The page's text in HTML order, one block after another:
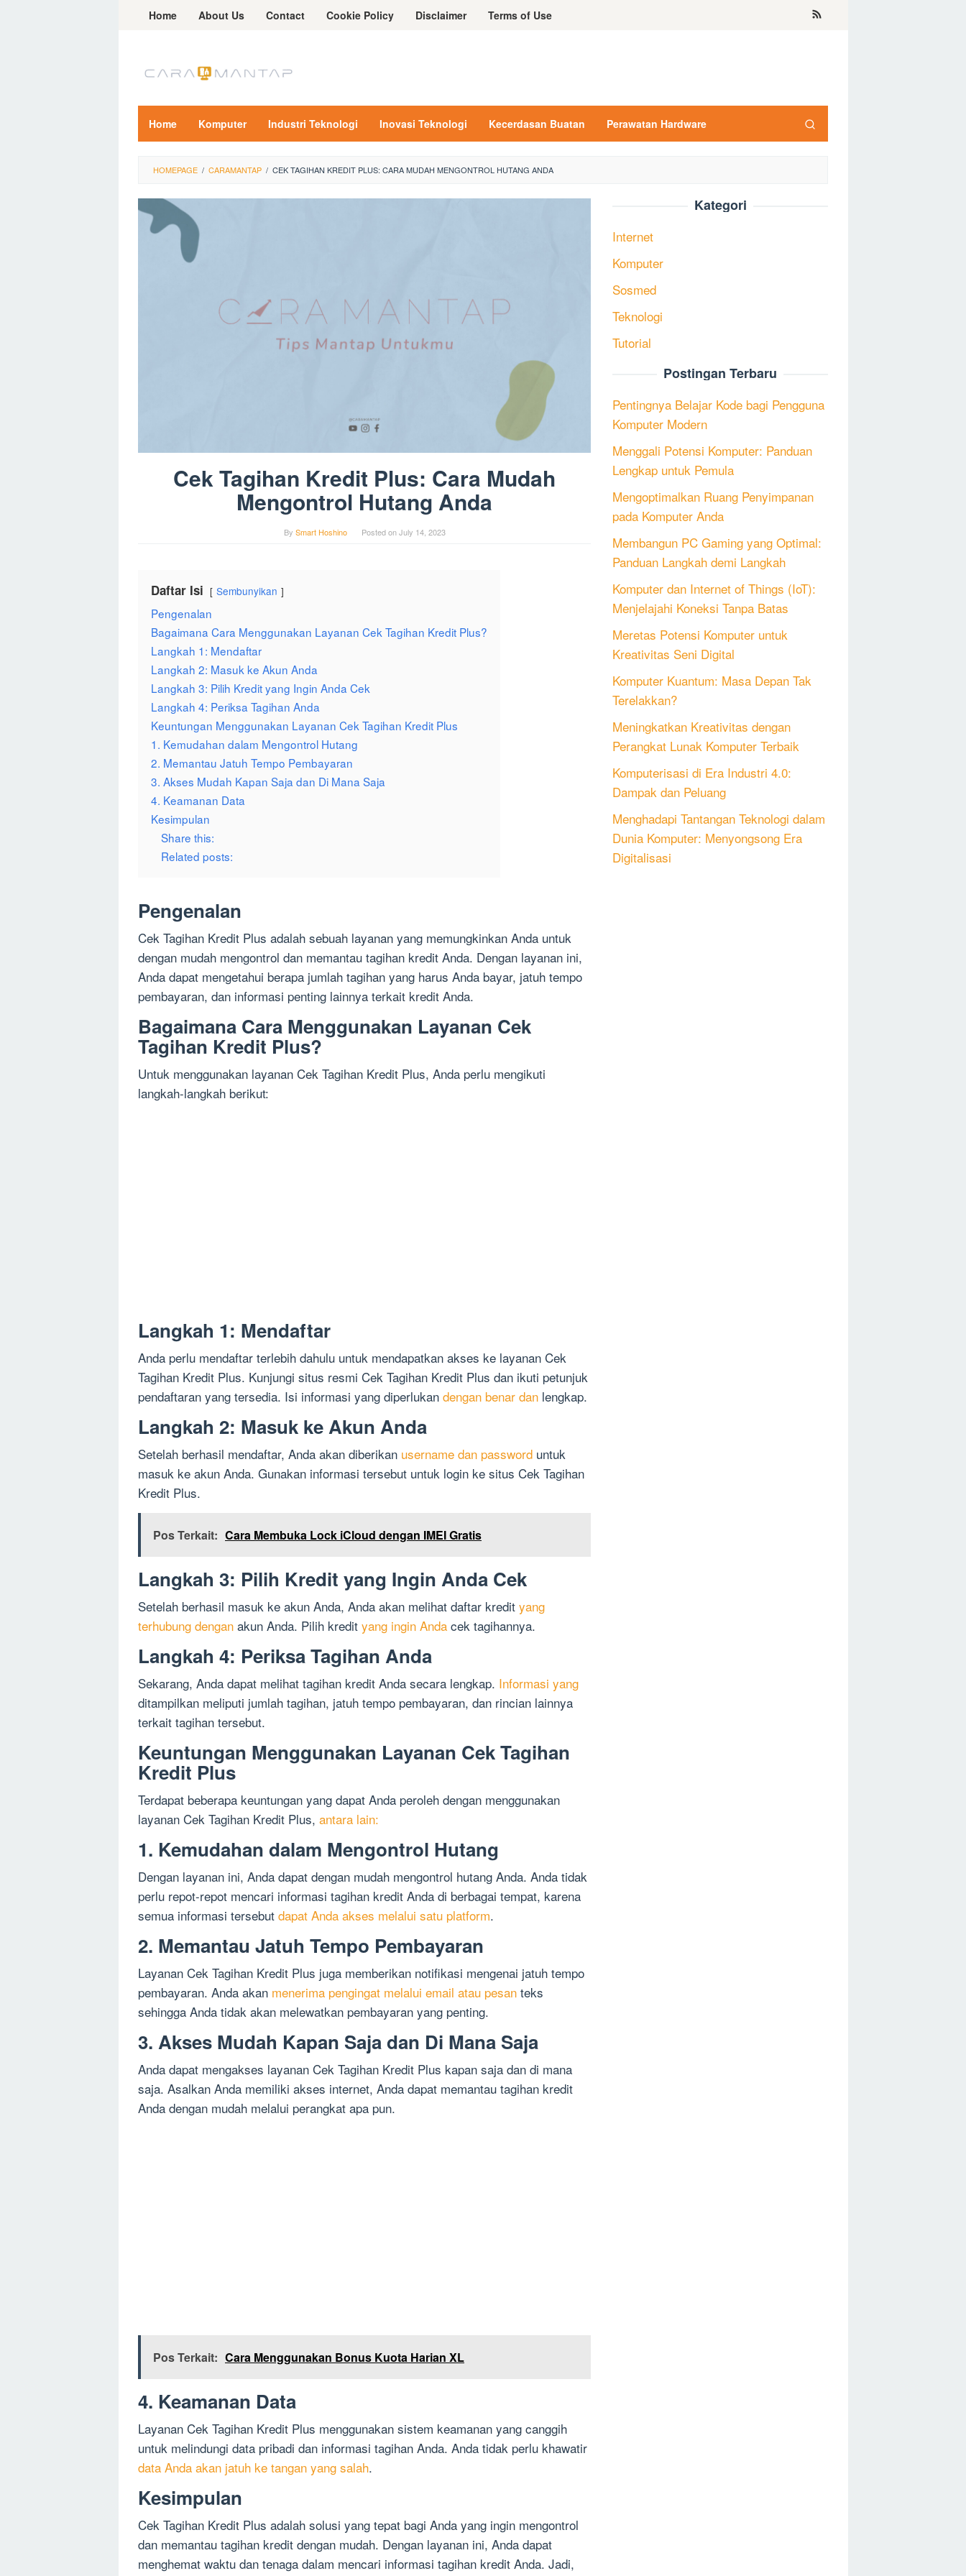
Home About Us Contact Cookie Policy Disclaimer Terms of Use
Home Komputer Industri Teknologi Inovasi Teknologi Kecerdasan Buatan Perawatan Hardware
HOMEPAGE / CARAMANTAP / CEK TAGIHAN KREDIT PLUS: CARA MUDAH MENGONTROL HUTANG ANDA
Cek Tagihan Kredit Plus: Cara Mudah
Mengontrol Hutang Anda
By Smart Hoshino Posted onJuly 14, 2023
Daftar Isi Sembunyikan
Pengenalan
Bagaimana Cara Menggunakan Layanan Cek Tagihan Kredit Plus?
Langkah 1: Mendaftar
Langkah 2: Masuk ke Akun Anda
Langkah 3: Pilih Kredit yang Ingin Anda Cek
Langkah 4: Periksa Tagihan Anda
Keuntungan Menggunakan Layanan Cek Tagihan Kredit Plus
1. Kemudahan dalam Mengontrol Hutang
2. Memantau Jatuh Tempo Pembayaran
3. Akses Mudah Kapan Saja dan Di Mana Saja
4. Keamanan Data
Kesimpulan
Share this:
Related posts:
Pengenalan
Cek Tagihan Kredit Plus adalah sebuah layanan yang memungkinkan Anda untuk
dengan mudah mengontrol dan memantau tagihan kredit Anda. Dengan layanan ini,
Anda dapat mengetahui berapa jumlah tagihan yang harus Anda bayar, jatuh tempo
pembayaran, dan informasi penting lainnya terkait kredit Anda.
Bagaimana Cara Menggunakan Layanan Cek
Tagihan Kredit Plus?
Untuk menggunakan layanan Cek Tagihan Kredit Plus, Anda perlu mengikuti
langkah-langkah berikut:
Langkah 1: Mendaftar
Anda perlu mendaftar terlebih dahulu untuk mendapatkan akses ke layanan Cek
Tagihan Kredit Plus. Kunjungi situs resmi Cek Tagihan Kredit Plus dan ikuti petunjuk
pendaftaran yang tersedia. Isi informasi yang diperlukan dengan benar dan lengkap.
Langkah 2: Masuk ke Akun Anda
Setelah berhasil mendaftar, Anda akan diberikan username dan password untuk
masuk ke akun Anda. Gunakan informasi tersebut untuk login ke situs Cek Tagihan
Kredit Plus.
Pos Terkait: Cara Membuka Lock iCloud dengan IMEI Gratis
Langkah 3: Pilih Kredit yang Ingin Anda Cek
Setelah berhasil masuk ke akun Anda, Anda akan melihat daftar kredit yang
terhubung dengan akun Anda. Pilih kredit yang ingin Anda cek tagihannya.
Langkah 4: Periksa Tagihan Anda
Sekarang, Anda dapat melihat tagihan kredit Anda secara lengkap. Informasi yang
ditampilkan meliputi jumlah tagihan, jatuh tempo pembayaran, dan rincian lainnya
terkait tagihan tersebut.
Keuntungan Menggunakan Layanan Cek Tagihan
Kredit Plus
Terdapat beberapa keuntungan yang dapat Anda peroleh dengan menggunakan
layanan Cek Tagihan Kredit Plus, antara lain:
1. Kemudahan dalam Mengontrol Hutang
Dengan layanan ini, Anda dapat dengan mudah mengontrol hutang Anda. Anda tidak
perlu repot-repot mencari informasi tagihan kredit Anda di berbagai tempat, karena
semua informasi tersebut dapat Anda akses melalui satu platform.
2. Memantau Jatuh Tempo Pembayaran
Layanan Cek Tagihan Kredit Plus juga memberikan notifikasi mengenai jatuh tempo
pembayaran. Anda akan menerima pengingat melalui email atau pesan teks
sehingga Anda tidak akan melewatkan pembayaran yang penting.
3. Akses Mudah Kapan Saja dan Di Mana Saja
Anda dapat mengakses layanan Cek Tagihan Kredit Plus kapan saja dan di mana
saja. Asalkan Anda memiliki akses internet, Anda dapat memantau tagihan kredit
Anda dengan mudah melalui perangkat apa pun.
Pos Terkait: Cara Menggunakan Bonus Kuota Harian XL
4. Keamanan Data
Layanan Cek Tagihan Kredit Plus menggunakan sistem keamanan yang canggih
untuk melindungi data pribadi dan informasi tagihan Anda. Anda tidak perlu khawatir
data Anda akan jatuh ke tangan yang salah.
Kesimpulan
Cek Tagihan Kredit Plus adalah solusi yang tepat bagi Anda yang ingin mengontrol
dan memantau tagihan kredit dengan mudah. Dengan layanan ini, Anda dapat
menghemat waktu dan tenaga dalam mencari informasi tagihan kredit Anda. Jadi,
Kategori
Internet
Komputer
Sosmed
Teknologi
Tutorial
Postingan Terbaru
Pentingnya Belajar Kode bagi Pengguna
Komputer Modern
Menggali Potensi Komputer: Panduan
Lengkap untuk Pemula
Mengoptimalkan Ruang Penyimpanan
pada Komputer Anda
Membangun PC Gaming yang Optimal:
Panduan Langkah demi Langkah
Komputer dan Internet of Things (IoT):
Menjelajahi Koneksi Tanpa Batas
Meretas Potensi Komputer untuk
Kreativitas Seni Digital
Komputer Kuantum: Masa Depan Tak
Terelakkan?
Meningkatkan Kreativitas dengan
Perangkat Lunak Komputer Terbaik
Komputerisasi di Era Industri 4.0:
Dampak dan Peluang
Menghadapi Tantangan Teknologi dalam
Dunia Komputer: Menyongsong Era
Digitalisasi